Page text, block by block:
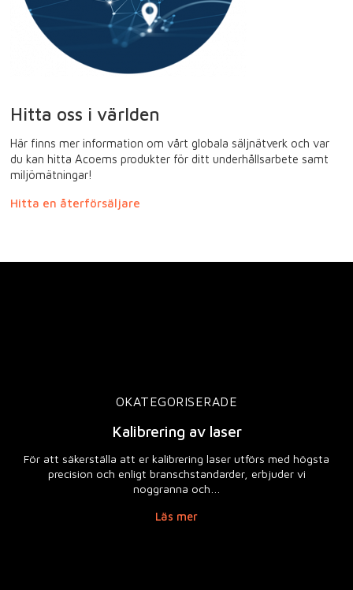
Hitta oss i världen
Här finns mer information om vårt globala säljnätverk och var
du kan hitta Acoems produkter för ditt underhållsarbete samt
miljömätningar!
Hitta en återförsäljare
OKATEGORISERADE
Kalibrering av laser
För att säkerställa att er kalibrering laser utförs med högsta
precision och enligt branschstandarder, erbjuder vi
noggranna och…
Läs mer